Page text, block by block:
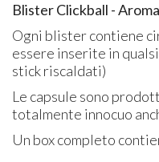
Blister Clickball -
Ogni blister contiene
essere inserite in
stick riscaldati)
Le capsule sono
totalmente innocuo
Un box completo